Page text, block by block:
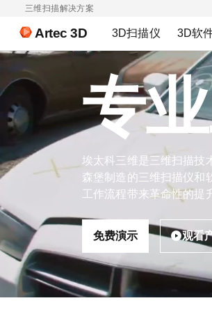
三维扫描解决方案
Artec 3D 3D扫描仪 3D软
专
埃太科三维是三维扫描技
森堡制造的三维扫描仪和
工作流程带来革命性的提
免费演示 观看